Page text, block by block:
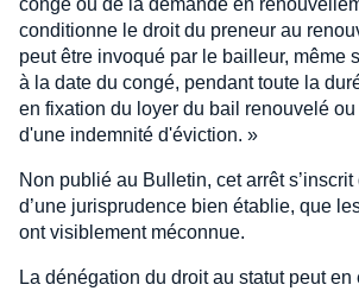
conditionne le droit du preneur au
peut être invoqué par le bailleur, même
à la date du congé, pendant toute la
en fixation du loyer du bail renouvelé
d'une indemnité d'éviction. »
Non publié au Bulletin, cet arrêt
d’une jurisprudence bien établie, que
ont visiblement méconnue.
La dénégation du droit au statut peut